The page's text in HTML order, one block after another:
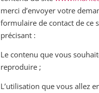
merci d’envoyer votre
formulaire de contact de ce
précisant :
Le contenu que vous
reproduire ;
L’utilisation que vous allez